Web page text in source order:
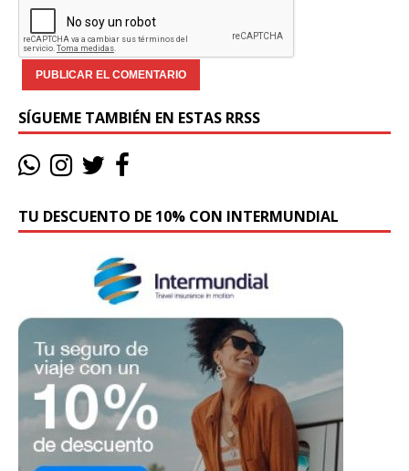
SÍGUEME TAMBIÉN EN ESTAS RRSS
TU DESCUENTO DE 10% CON INTERMUNDIAL